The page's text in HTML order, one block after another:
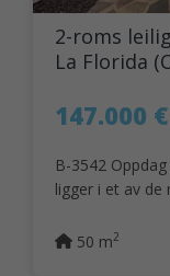
2-roms
La Florida
147.000 €
B-3542
ligger i et av de
50 m2